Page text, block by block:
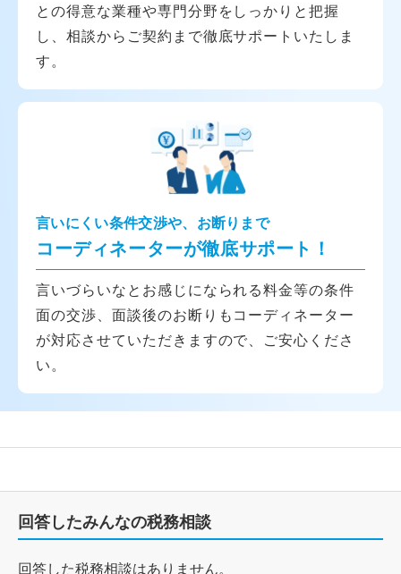
との得意な業種や専門分野をしっかりと把握
し、相談からご契約まで徹底サポートいたしま
す。
言いにくい条件交渉や、お断りまで
コーディネーターが徹底サポート！
言いづらいなとお感じになられる料金等の条件
面の交渉、面談後のお断りもコーディネーター
が対応させていただきますので、ご安心くださ
い。
回答したみんなの税務相談
回答した税務相談はありません。